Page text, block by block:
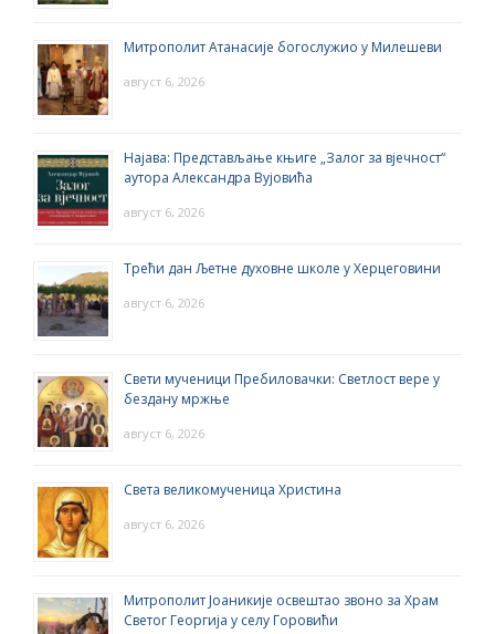
Митрополит Атанасије богослужио у Милешеви
август 6, 2026
Најава: Представљање књиге „Залог за вјечност“
аутора Александра Вујовића
август 6, 2026
Трећи дан Љетне духовне школе у Херцеговини
август 6, 2026
Свети мученици Пребиловачки: Светлост вере у
бездану мржње
август 6, 2026
Света великомученица Христина
август 6, 2026
Митрополит Јоаникије освештао звоно за Храм
Светог Георгија у селу Горовићи